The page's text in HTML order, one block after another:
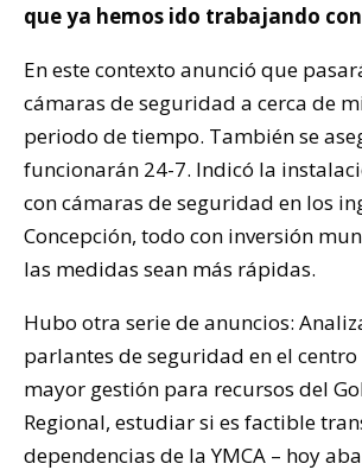
que ya hemos ido trabajando
En este contexto anunció que
cámaras de seguridad a cerca de
periodo de tiempo. También se
funcionarán 24-7. Indicó la
con cámaras de seguridad en los
Concepción, todo con inversión
las medidas sean más rápidas.
Hubo otra serie de anuncios:
parlantes de seguridad en el
mayor gestión para recursos del
Regional, estudiar si es factible
dependencias de la YMCA – hoy